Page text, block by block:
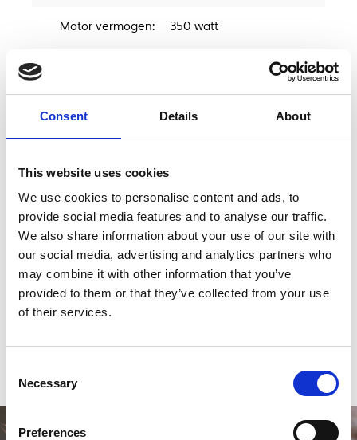
Consent Details About
This website uses cookies
We use cookies to personalise content and ads, to
provide social media features and to analyse our traffic.
We also share information about your use of our site with
our social media, advertising and analytics partners who
may combine it with other information that you’ve
provided to them or that they’ve collected from your use
of their services.
Selection
Necessary
Preferences
Motor vermogen: 350 watt
Aantal doseringen
te programmeren:
2
Hands-free malen:
Reviews
0sterren op basis van0beoordelingen